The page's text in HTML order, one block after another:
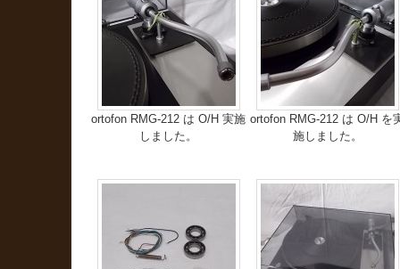
ortofon RMG-212 は O/H 実施
しました。
ortofon RMG-212 は O/H を
施しました。